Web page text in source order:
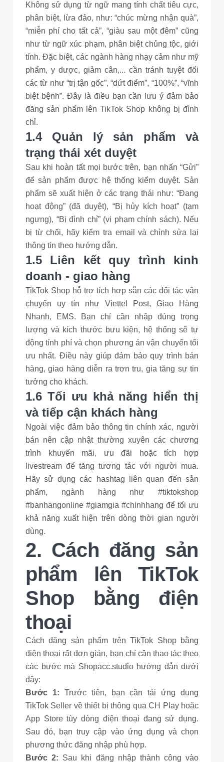
Không sử dụng từ ngữ mang tính chất tiêu cực,
phân biệt, lừa đảo, như: “chúc mừng nhận quà”,
“miễn phí cho tất cả”, “giàu sau một đêm” cũng
như từ ngữ xúc phạm, phân biệt chủng tộc, giới
tính. Đặc biệt, các ngành hàng nhạy cảm như mỹ
phẩm, y dược, giảm cân,... cần tránh tuyệt đối
các từ như “trị tận gốc”, “dứt điểm”, “100%”, “vĩnh
biệt bệnh”. Đây là điều bạn cần lưu ý đảm bảo
đăng sản phẩm lên TikTok Shop không bị đình
chỉ.
1.4 Quản lý sản phẩm và
trạng thái xét duyệt
Sau khi hoàn tất mọi bước trên, bạn nhấn “Gửi”
để sản phẩm được hệ thống kiểm duyệt. Sản
phẩm sẽ xuất hiện ở các trạng thái như: “Đang
hoạt động” (đã duyệt), “Bị hủy kích hoạt” (tạm
ngưng), “Bị đình chỉ” (vi phạm chính sách). Nếu
bị từ chối, hãy kiểm tra email và chỉnh sửa lại
thông tin theo hướng dẫn.
1.5 Liên kết quy trình kinh
doanh - giao hàng
TikTok Shop hỗ trợ tích hợp sẵn các đối tác vận
chuyển uy tín như Viettel Post, Giao Hàng
Nhanh, EMS. Bạn chỉ cần nhập đúng trọng
lượng và kích thước bưu kiện, hệ thống sẽ tự
động tính phí và chọn phương án vận chuyển tối
ưu nhất. Điều này giúp đảm bảo quy trình bán
hàng, giao hàng diễn ra trơn tru, gia tăng sự tin
tưởng cho khách.
1.6 Tối ưu khả năng hiển thị
và tiếp cận khách hàng
Ngoài việc đảm bảo thông tin chính xác, người
bán nên cập nhật thường xuyên các chương
trình khuyến mãi, ưu đãi hoặc tích hợp
livestream để tăng tương tác với người mua.
Hãy sử dụng các hashtag liên quan đến sản
phẩm, ngành hàng như #tiktokshop
#banhangonline #giamgia #chinhhang để tối ưu
khả năng xuất hiện trên dòng thời gian người
dùng.
2. Cách đăng sản
phẩm lên TikTok
Shop bằng điện
thoại
Cách đăng sản phẩm trên TikTok Shop bằng
điện thoại rất đơn giản, bạn chỉ cần thao tác theo
các bước mà Shopacc.studio hướng dẫn dưới
đây:
Bước 1: Trước tiên, bạn cần tải ứng dụng
TikTok Seller về thiết bị thông qua CH Play hoặc
App Store tùy dòng điện thoại đang sử dụng.
Sau đó, bạn truy cập vào ứng dụng và chọn
phương thức đăng nhập phù hợp.
Bước 2: Sau khi đăng nhập thành công vào